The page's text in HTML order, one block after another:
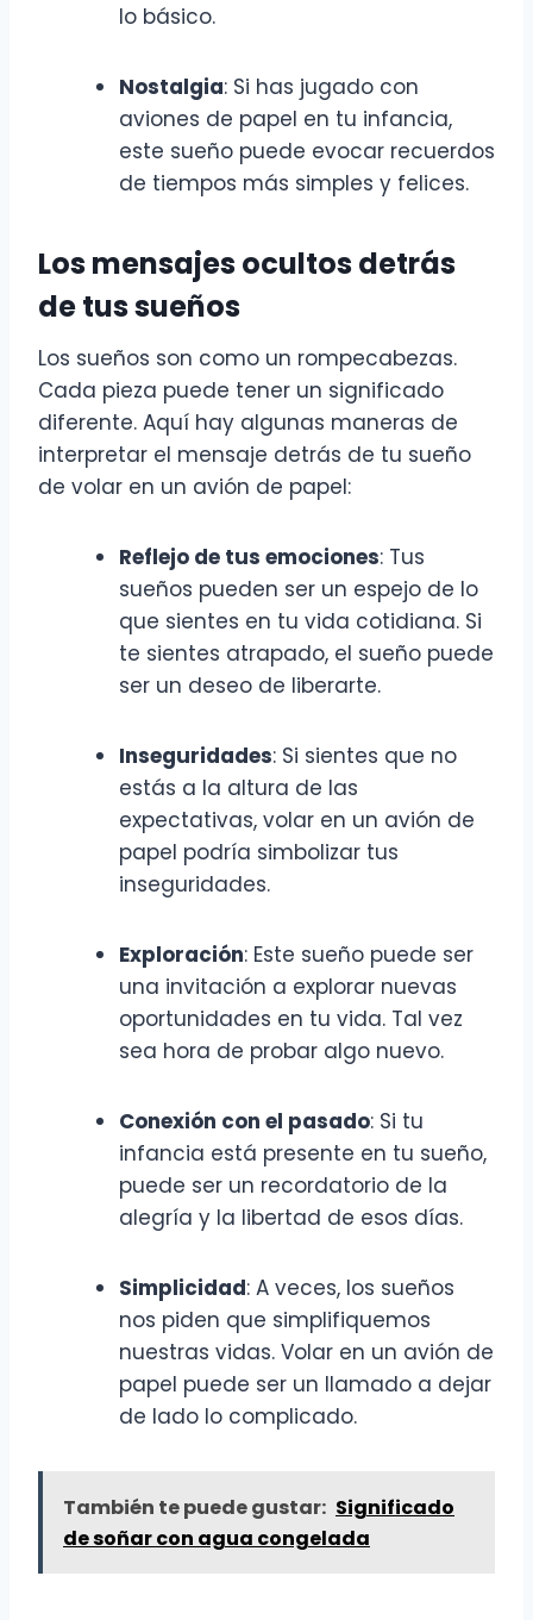
lo básico.
Nostalgia: Si has jugado con
aviones de papel en tu infancia,
este sueño puede evocar recuerdos
de tiempos más simples y felices.
Los mensajes ocultos detrás
de tus sueños
Los sueños son como un rompecabezas.
Cada pieza puede tener un significado
diferente. Aquí hay algunas maneras de
interpretar el mensaje detrás de tu sueño
de volar en un avión de papel:
Reflejo de tus emociones: Tus
sueños pueden ser un espejo de lo
que sientes en tu vida cotidiana. Si
te sientes atrapado, el sueño puede
ser un deseo de liberarte.
Inseguridades: Si sientes que no
estás a la altura de las
expectativas, volar en un avión de
papel podría simbolizar tus
inseguridades.
Exploración: Este sueño puede ser
una invitación a explorar nuevas
oportunidades en tu vida. Tal vez
sea hora de probar algo nuevo.
Conexión con el pasado: Si tu
infancia está presente en tu sueño,
puede ser un recordatorio de la
alegría y la libertad de esos días.
Simplicidad: A veces, los sueños
nos piden que simplifiquemos
nuestras vidas. Volar en un avión de
papel puede ser un llamado a dejar
de lado lo complicado.
También te puede gustar: Significado
de soñar con agua congelada